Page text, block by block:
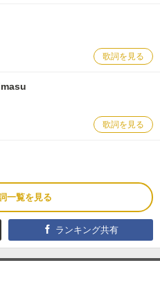
歌詞を見る
歌詞を見る
一覧を見る
ランキング共有